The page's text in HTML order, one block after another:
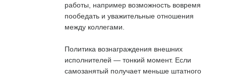
работы, например возможность вовремя
пообедать и уважительные отношения
между коллегами.
Политика вознаграждения внешних
исполнителей — тонкий момент. Если
самозанятый получает меньше штатного